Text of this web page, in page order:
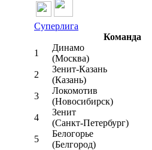
Суперлига
Команда
1
Динамо
(Москва)
2
Зенит-Казань
(Казань)
3
Локомотив
(Новосибирск)
4
Зенит
(Санкт-Петербург)
5
Белогорье
(Белгород)